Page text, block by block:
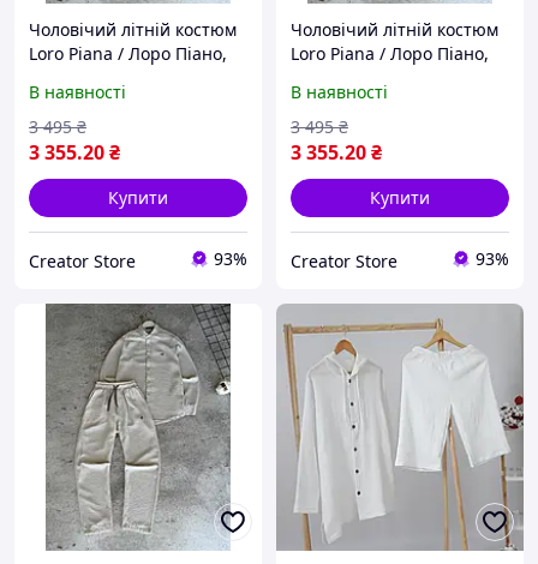
Чоловічий літній костюм
Loro Piana / Лоро Піано,
муслінова лляна тканина,
білий, Turkey L
В наявності
3 355.20₴
3 495 ₴
Купити
Creator Store 93%
Чоловічий літній костюм
Loro Piana / Лоро Піано,
муслінова лляна тканина,
білий, Turkey XL
В наявності
3 355.20₴
3 495 ₴
Купити
Creator Store 93%